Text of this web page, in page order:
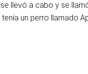
llevó a cabo y se
un perro llamado